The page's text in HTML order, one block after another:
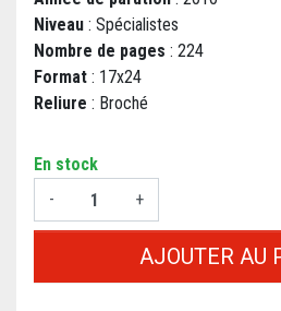
Niveau : Spécialistes
Nombre de pages : 224
Format : 17x24
Reliure : Broché
En stock
-
+
AJOUTER AU